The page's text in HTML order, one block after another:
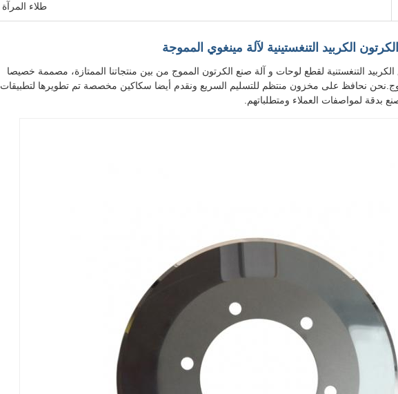
طلاء المرآة
الكربيد التنغستينية لآلة مينغوي المموجة
التنغستنية لقطع لوحات و آلة صنع الكرتون المموج من بين منتجاتنا الممتازة، مصممة خصيصا
نحافظ على مخزون منتظم للتسليم السريع ونقدم أيضا سكاكين مخصصة تم تطويرها لتطبيقات
بدقة لمواصفات العملاء ومتطلباتهم.